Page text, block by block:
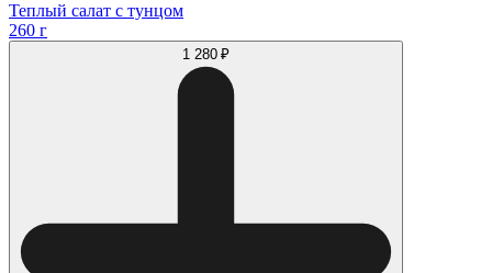
Теплый салат с тунцом
260 г
1 280 ₽